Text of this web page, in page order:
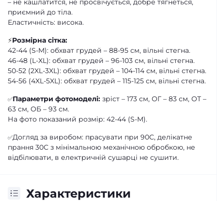
приємний до тіла.
Еластичність: висока.
⚡Розмірна сітка:
42-44 (S-M): обхват грудей – 88-95 см, вільні стегна.
46-48 (L-XL): обхват грудей – 96-103 см, вільні стегна.
50-52 (2XL-3XL): обхват грудей – 104-114 см, вільні стегна.
54-56 (4XL-5XL): обхват грудей – 115-125 см, вільні стегна.
✅Параметри фотомоделі: зріст – 173 см, ОГ – 83 см, ОТ –
63 см, ОБ – 93 см.
На фото показаний розмір: 42-44 (S-M).
✅Догляд за виробом: прасувати при 90С, делікатне
прання 30С з мінімальною механічною обробкою, не
відбілювати, в електричній сушарці не сушити.
Характеристики